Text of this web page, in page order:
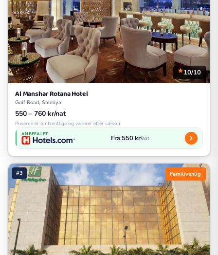
10/10
Al Manshar Rotana Hotel
Gulf Road, Salmiya
550 – 760 kr/nat
Priserne er omtrentlige og varierer efter sæson
ANBEFALET Fra 550 kr/nat
#3 Familivenlig